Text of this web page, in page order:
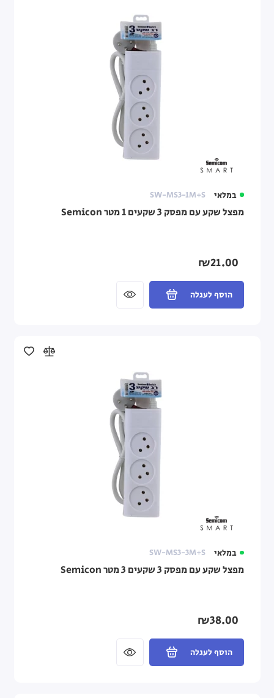
במלאי SW-MS3-1M+S
מפצל שקע עם מפסק 3 שקעים 1 מטר Semicon
₪21.00
הוסף לעגלה
במלאי SW-MS3-3M+S
מפצל שקע עם מפסק 3 שקעים 3 מטר Semicon
₪38.00
הוסף לעגלה